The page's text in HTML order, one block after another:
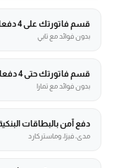
قسم فاتورتك على 4 دفعات
بدون فوائد مع تابي
قسم فاتورتك حتى 4 دفعات
بدون فوائد مع تمارا
دفع آمن بالبطاقات
مدى، فيزا، وماستركارد